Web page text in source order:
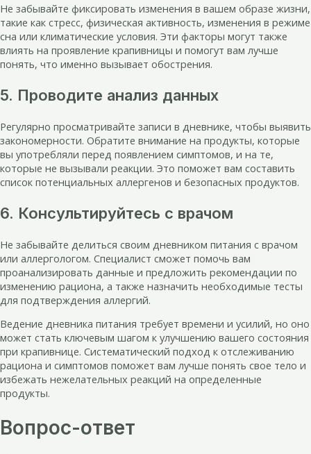
Не забывайте фиксировать изменения в вашем образе жизни,
такие как стресс, физическая активность, изменения в режиме
сна или климатические условия. Эти факторы могут также
влиять на проявление крапивницы и помогут вам лучше
понять, что именно вызывает обострения.
5. Проводите анализ данных
Регулярно просматривайте записи в дневнике, чтобы выявить
закономерности. Обратите внимание на продукты, которые
вы употребляли перед появлением симптомов, и на те,
которые не вызывали реакции. Это поможет вам составить
список потенциальных аллергенов и безопасных продуктов.
6. Консультируйтесь с врачом
Не забывайте делиться своим дневником питания с врачом
или аллергологом. Специалист сможет помочь вам
проанализировать данные и предложить рекомендации по
изменению рациона, а также назначить необходимые тесты
для подтверждения аллергий.
Ведение дневника питания требует времени и усилий, но оно
может стать ключевым шагом к улучшению вашего состояния
при крапивнице. Систематический подход к отслеживанию
рациона и симптомов поможет вам лучше понять свое тело и
избежать нежелательных реакций на определенные
продукты.
Вопрос-ответ